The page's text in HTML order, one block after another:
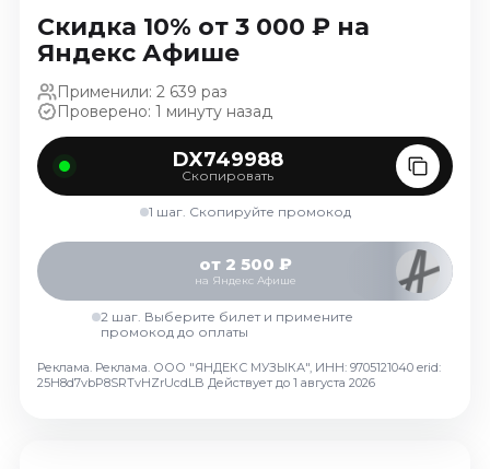
Спорт
Август 2026
Сентябрь 2026
Октябрь 2026
События
Сентябрь 2026
Октябрь 2026
Ноябрь 2026
Декабрь 2026
Январь 2027
Скидка 10% от 3 000 ₽ на
Яндекс Афише
Применили: 2 639 раз
Проверено: 1 минуту назад
DX749988
Скопировать
1 шаг. Скопируйте промокод
от 2 500 ₽
на Яндекс Афише
2 шаг. Выберите билет и примените
промокод до оплаты
Реклама. Реклама. ООО "ЯНДЕКС МУЗЫКА", ИНН: 9705121040 erid:
25H8d7vbP8SRTvHZrUcdLB Действует до 1 августа 2026